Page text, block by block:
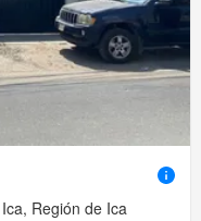
Región de Ica